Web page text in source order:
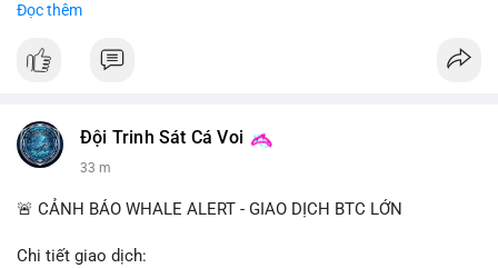
• CoinGecko trending coins: Tutorial, Pudgy Penguins, IoTeX,
• LunarCrush trending topics: Ethereum, Solana, Dogecoin,
crypto interest.
• Telegram CoinTelegraph: xAI release, Cloudflare Kitesurf, EU
• Binance announcements: Apple/IBM dividend via bStocks,
Đọc thêm
Đội Trinh Sát Cá Voi
33 m
🚨 CẢNH BÁO WHALE ALERT - GIAO DỊCH BTC LỚN
Chi tiết giao dịch: